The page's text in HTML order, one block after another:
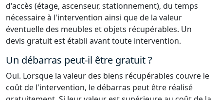
d'accès (étage, ascenseur, stationnement), du temps
nécessaire à l'intervention ainsi que de la valeur
éventuelle des meubles et objets récupérables. Un
devis gratuit est établi avant toute intervention.
Un débarras peut-il être gratuit ?
Oui. Lorsque la valeur des biens récupérables couvre le
coût de l'intervention, le débarras peut être réalisé